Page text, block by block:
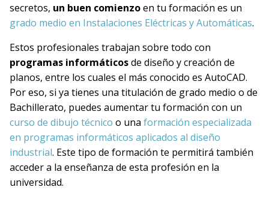
secretos, un buen comienzoen tu formación es un
grado medio en Instalaciones Eléctricas y Automáticas.
Estos profesionales trabajan sobre todo con
programas informáticosde diseño y creación de
planos, entre los cuales el más conocido es AutoCAD.
Por eso, si ya tienes una titulación de grado medio o de
Bachillerato, puedes aumentar tu formación con un
curso de dibujo técnico o una formación especializada
en programas informáticos aplicados al diseño
industrial. Este tipo de formación te permitirá también
acceder a la enseñanza de esta profesión en la
universidad.